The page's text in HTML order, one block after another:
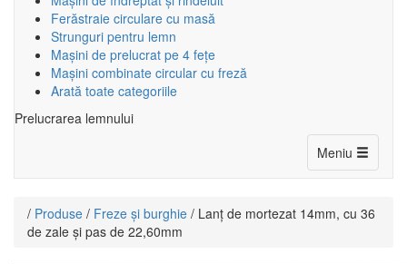
Ferăstraie circulare cu masă
Strunguri pentru lemn
Mașini de prelucrat pe 4 fețe
Mașini combinate circular cu freză
Arată toate categoriile
Prelucrarea lemnului
Meniu Toggle
/ Produse / Freze și burghie / Lanț de mortezat 14mm, cu 36
de zale și pas de 22,60mm